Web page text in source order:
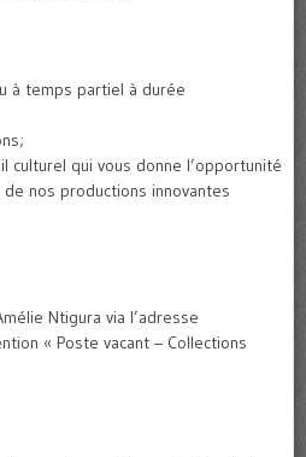
à temps partiel à durée
culturel qui vous donne l’opportunité
nos productions innovantes
Ntigura via l’adresse
« Poste vacant – Collections